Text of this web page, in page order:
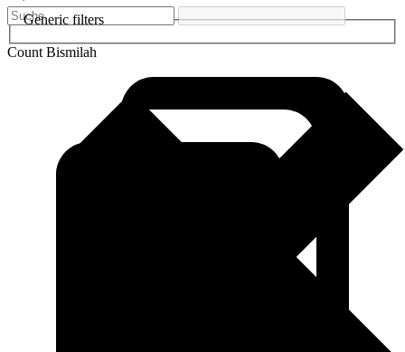
Generic filters
Count Bismilah